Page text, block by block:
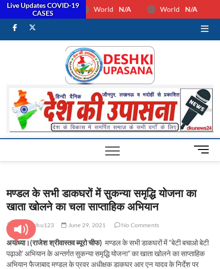
facebook
Twitter
NEWS,
M
e
n
मण्डल के सभी डाकघरों में सुकन्या समृद्धि योजना का
खाता खोलने का चला साप्ताहिक अभियान
pratyanshu123 June 29, 2021 No Comments
अयोध्या।(राजेश श्रीवास्तव ब्यूरो चीफ)मण्डल के सभी डाकघरों में “बेटी बचाओ बेटी
पढ़ाओ’ अभियान के अन्तर्गत सुकन्या समृद्धि योजना” का खाता खोलने का साप्ताहिक
अभियान फैजाबाद मण्डल के प्रवर अधीक्षक डाकघर आर एन यादव के निर्देश पर
Live Updates COVID-19
CASES
World N/A World N/A